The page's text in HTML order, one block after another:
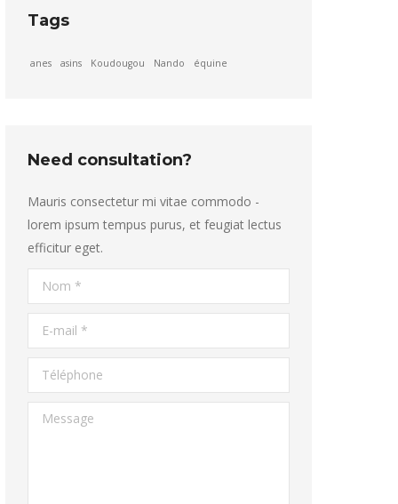
Tags
anes asins Koudougou Nando équine
Need consultation?
Mauris consectetur mi vitae commodo -
lorem ipsum tempus purus, et feugiat lectus
efficitur eget.
Nom *
E-mail *
Téléphone
Message